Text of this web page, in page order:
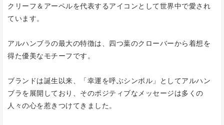
クリーフ＆アーペルを代表するアイコンとして世界中で愛され
ています。
アルハンブラの最大の特徴は、四つ葉のクローバーから着想を
得た優美なモチーフです。
ブランドは誕生以来、「幸運を呼ぶシンボル」としてアルハン
ブラを展開しており、そのポジティブなメッセージは多くの
人々の心を惹きつけてきました。